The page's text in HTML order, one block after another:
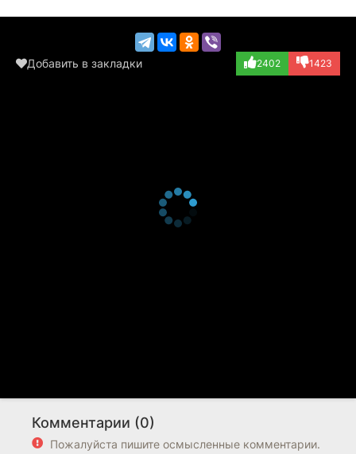
Добавить в закладки 2402 1423
Комментарии (0)
Пожалуйста пишите осмысленные комментарии.